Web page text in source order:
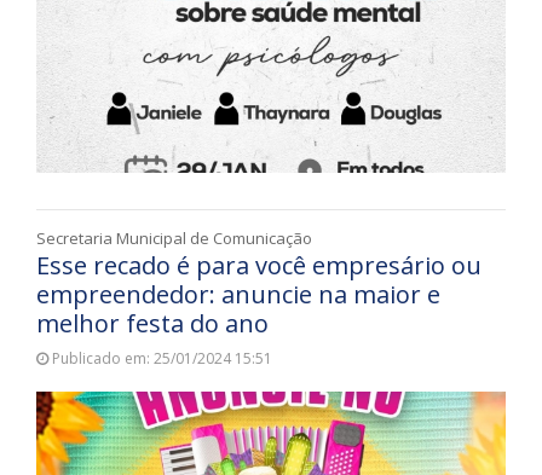
Secretaria Municipal de Comunicação
Esse recado é para você empresário ou
empreendedor: anuncie na maior e
melhor festa do ano
Publicado em: 25/01/2024 15:51